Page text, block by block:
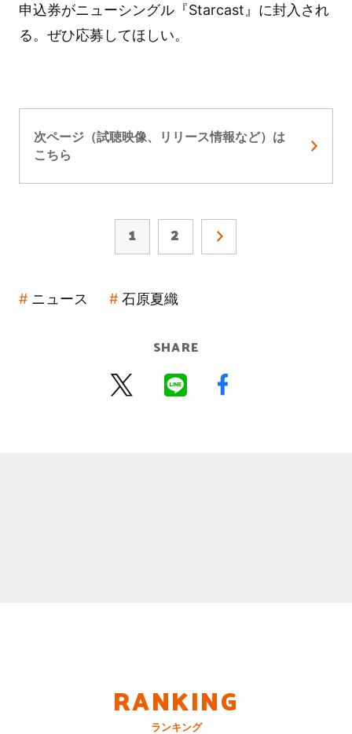
申込券がニューシングル『Starcast』に封入され
る。ぜひ応募してほしい。
次ページ（試聴映像、リリース情報など）は
こちら
1 2
ニュース 石原夏織
SHARE
RANKING
ランキング